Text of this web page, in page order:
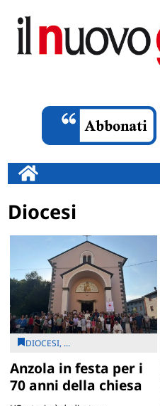
Diocesi
DIOCESI, ...
Anzola in festa per i
70 anni della chiesa